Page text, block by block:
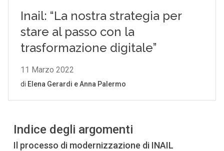
Indice degli argomenti
Il processo di modernizzazione di INAIL